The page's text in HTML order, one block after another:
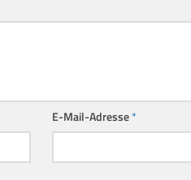
E-Mail-Adresse*